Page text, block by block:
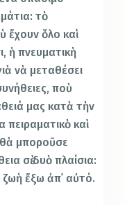
τὸ
ἔχουν ὅλο καὶ
ἡ πνευματικὴ
νὰ μεταθέσει
ποὺ
μας κατὰ τὴν
καὶ
μποροῦσε
σὲ δυὸ πλαίσια:
ζωὴ ἔξω ἀπ᾿ αὐτό.